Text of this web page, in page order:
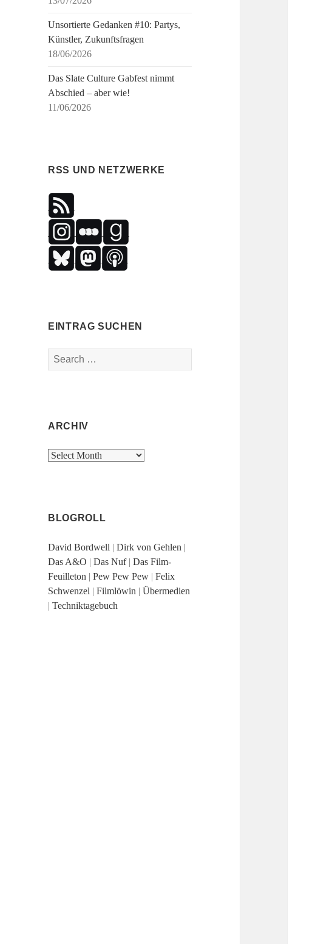
Unsortierte Gedanken #10: Partys,
Künstler, Zukunftsfragen
18/06/2026
Das Slate Culture Gabfest nimmt
Abschied – aber wie!
11/06/2026
RSS UND NETZWERKE
EINTRAG SUCHEN
Search
for:
ARCHIV
Archiv
BLOGROLL
David Bordwell |Dirk von Gehlen |
Das A&O |Das Nuf|Das Film-
Feuilleton |Pew Pew Pew |Felix
Schwenzel |Filmlöwin |Übermedien
|Techniktagebuch